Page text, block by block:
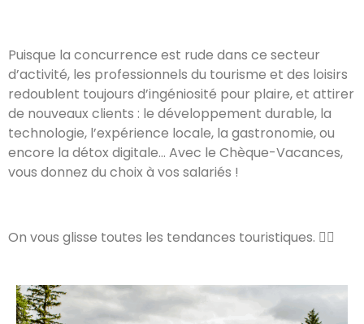
Puisque la concurrence est rude dans ce secteur
d’activité, les professionnels du tourisme et des loisirs
redoublent toujours d’ingéniosité pour plaire, et attirer
de nouveaux clients : le développement durable, la
technologie, l’expérience locale, la gastronomie, ou
encore la détox digitale… Avec le Chèque-Vacances,
vous donnez du choix à vos salariés !
On vous glisse toutes les tendances touristiques. 👇🏻